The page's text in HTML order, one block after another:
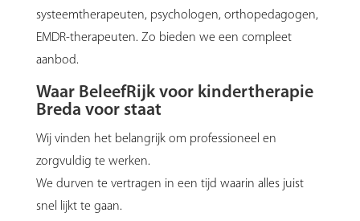
systeemtherapeuten, psychologen, orthopedagogen,
EMDR-therapeuten. Zo bieden we een compleet
aanbod.
Waar BeleefRijk voor kindertherapie
Breda voor staat
Wij vinden het belangrijk om professioneel en
zorgvuldig te werken.
We durven te vertragen in een tijd waarin alles juist
snel lijkt te gaan.